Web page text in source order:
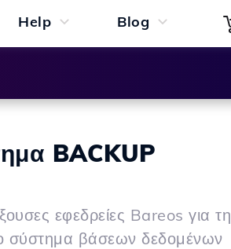
Help Blog
BACKUP
εφεδρείες Bareos για τη
σύστημα βάσεων δεδομένων